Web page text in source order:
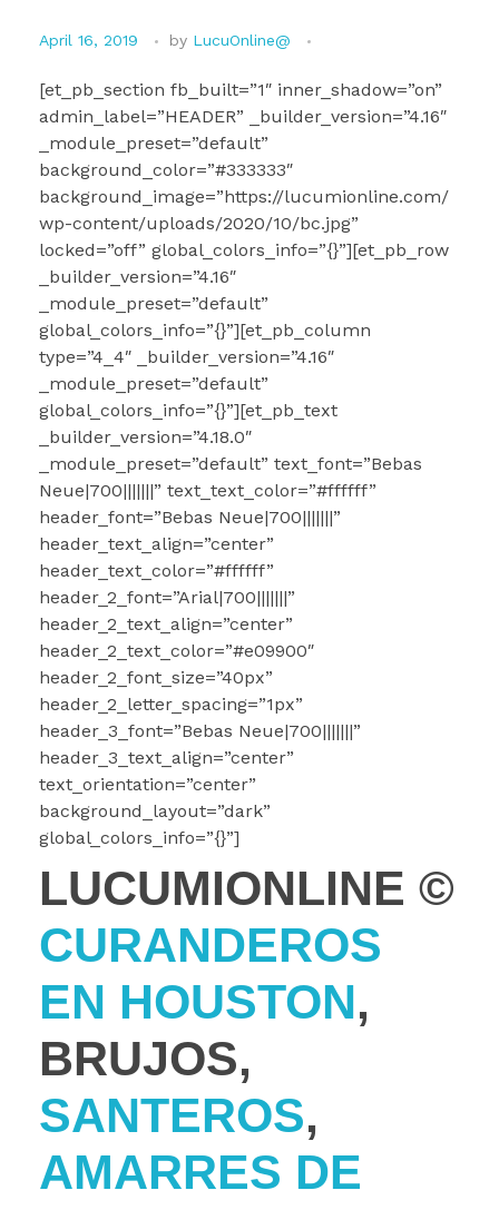
April 16, 2019 by LucuOnline@
[et_pb_section fb_built=”1″ inner_shadow=”on”
admin_label=”HEADER” _builder_version=”4.16″
_module_preset=”default”
background_color=”#333333″
background_image=”https://lucumionline.com/
wp-content/uploads/2020/10/bc.jpg”
locked=”off” global_colors_info=”{}”][et_pb_row
_builder_version=”4.16″
_module_preset=”default”
global_colors_info=”{}”][et_pb_column
type=”4_4″ _builder_version=”4.16″
_module_preset=”default”
global_colors_info=”{}”][et_pb_text
_builder_version=”4.18.0″
_module_preset=”default” text_font=”Bebas
Neue|700|||||||” text_text_color=”#ffffff”
header_font=”Bebas Neue|700|||||||”
header_text_align=”center”
header_text_color=”#ffffff”
header_2_font=”Arial|700|||||||”
header_2_text_align=”center”
header_2_text_color=”#e09900″
header_2_font_size=”40px”
header_2_letter_spacing=”1px”
header_3_font=”Bebas Neue|700|||||||”
header_3_text_align=”center”
text_orientation=”center”
background_layout=”dark”
global_colors_info=”{}”]
LUCUMIONLINE ©
CURANDEROS
EN HOUSTON,
BRUJOS,
SANTEROS,
AMARRES DE